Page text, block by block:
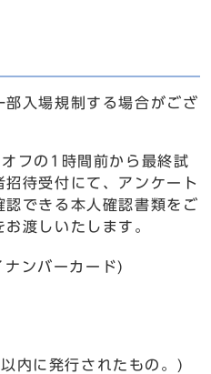
部入場規制する場合がござ
フの1時間前から最終試
待受付にて、アンケート
認できる本人確認書類をご
渡しいたします。
ンバーカード)
内に発⾏されたもの。)